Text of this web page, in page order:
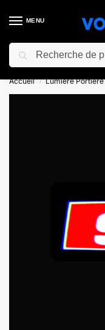
MENU
⚡ 10% de réduction
Accueil / Lumiere Portiere